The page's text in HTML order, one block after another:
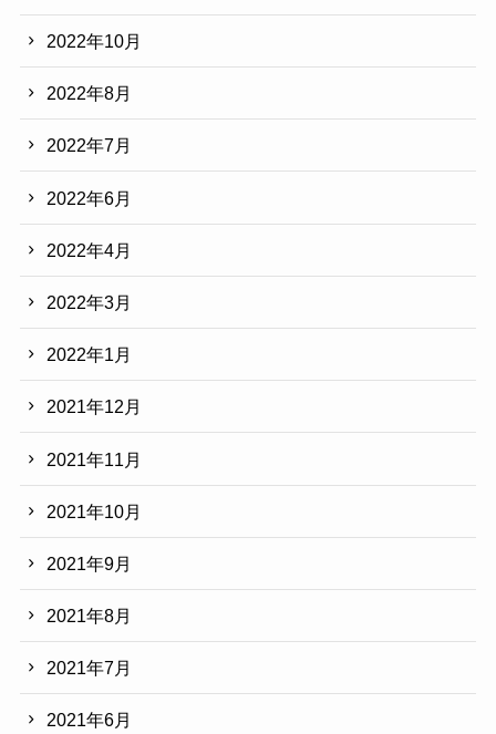
2022年10月
2022年8月
2022年7月
2022年6月
2022年4月
2022年3月
2022年1月
2021年12月
2021年11月
2021年10月
2021年9月
2021年8月
2021年7月
2021年6月